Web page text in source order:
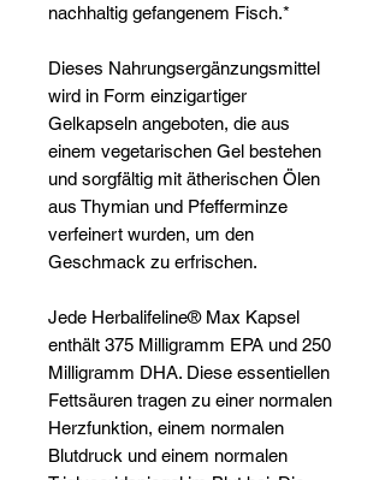
nachhaltig gefangenem Fisch.*
Dieses Nahrungsergänzungsmittel
wird in Form einzigartiger
Gelkapseln angeboten, die aus
einem vegetarischen Gel bestehen
und sorgfältig mit ätherischen Ölen
aus Thymian und Pfefferminze
verfeinert wurden, um den
Geschmack zu erfrischen.
Jede Herbalifeline® Max Kapsel
enthält 375 Milligramm EPA und 250
Milligramm DHA. Diese essentiellen
Fettsäuren tragen zu einer normalen
Herzfunktion, einem normalen
Blutdruck und einem normalen